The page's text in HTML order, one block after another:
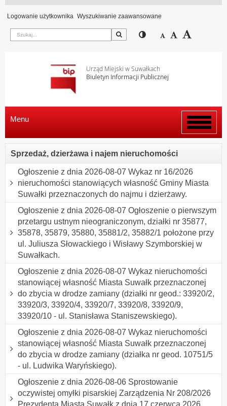
Logowanie użytkownika Wyszukiwanie zaawansowane
Szukaj Przełącz pomiędzy
Zmniejsz
Domyślny
Urząd Miejski w Suwałkach
Biuletyn Informacji Publicznej
Włącz
menu
Menu
Sprzedaż, dzierżawa i najem nieruchomości
Ogłoszenie z dnia 2026-08-07 Wykaz nr 16/2026
nieruchomości stanowiących własność Gminy Miasta
Suwałki przeznaczonych do najmu i dzierżawy.
Ogłoszenie z dnia 2026-08-07 Ogłoszenie o pierwszym
przetargu ustnym nieograniczonym, działki nr 35877,
35878, 35879, 35880, 35881/2, 35882/1 położone przy
ul. Juliusza Słowackiego i Wisławy Szymborskiej w
Suwałkach.
Ogłoszenie z dnia 2026-08-07 Wykaz nieruchomości
stanowiącej własność Miasta Suwałk przeznaczonej
do zbycia w drodze zamiany (działki nr geod.: 33920/2,
33920/3, 33920/4, 33920/7, 33920/8, 33920/9,
33920/10 - ul. Stanisława Staniszewskiego).
Ogłoszenie z dnia 2026-08-07 Wykaz nieruchomości
stanowiącej własność Miasta Suwałk przeznaczonej
do zbycia w drodze zamiany (działka nr geod. 10751/5
- ul. Ludwika Waryńskiego).
Ogłoszenie z dnia 2026-08-06 Sprostowanie
oczywistej omyłki pisarskiej Zarządzenia Nr 208/2026
Prezydenta Miasta Suwałk z dnia 17 czerwca 2026